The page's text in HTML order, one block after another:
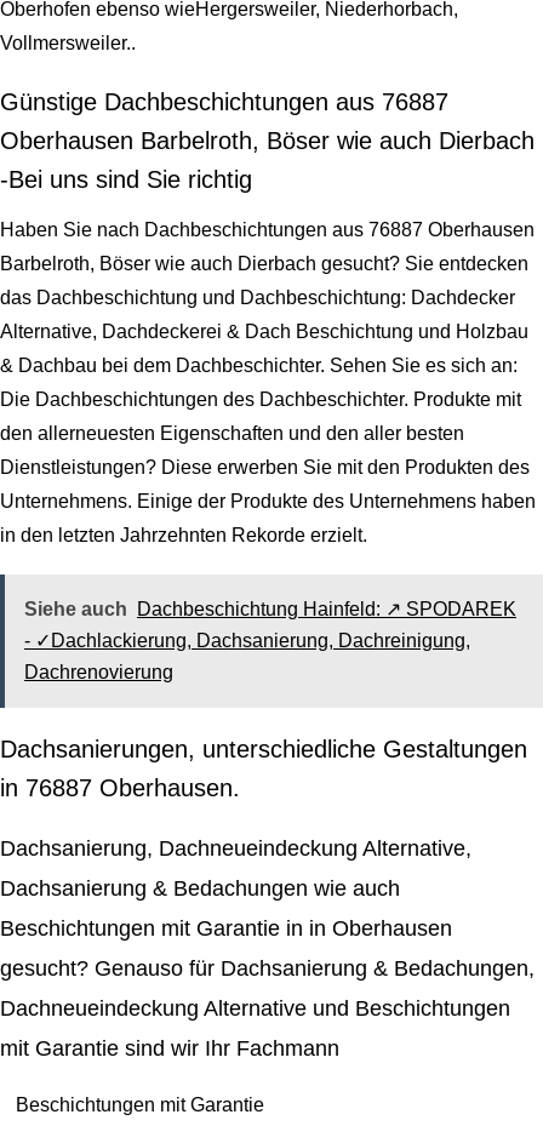
Oberhofen ebenso wieHergersweiler, Niederhorbach,
Vollmersweiler..
Günstige Dachbeschichtungen aus 76887
Oberhausen Barbelroth, Böser wie auch Dierbach
-Bei uns sind Sie richtig
Haben Sie nach Dachbeschichtungen aus 76887 Oberhausen
Barbelroth, Böser wie auch Dierbach gesucht? Sie entdecken
das Dachbeschichtung und Dachbeschichtung: Dachdecker
Alternative, Dachdeckerei & Dach Beschichtung und Holzbau
& Dachbau bei dem Dachbeschichter. Sehen Sie es sich an:
Die Dachbeschichtungen des Dachbeschichter. Produkte mit
den allerneuesten Eigenschaften und den aller besten
Dienstleistungen? Diese erwerben Sie mit den Produkten des
Unternehmens. Einige der Produkte des Unternehmens haben
in den letzten Jahrzehnten Rekorde erzielt.
Siehe auch
Dachbeschichtung Hainfeld: ↗️ SPODAREK
- ✓Dachlackierung, Dachsanierung, Dachreinigung,
Dachrenovierung
Dachsanierungen, unterschiedliche Gestaltungen
in 76887 Oberhausen.
Dachsanierung, Dachneueindeckung Alternative,
Dachsanierung & Bedachungen wie auch
Beschichtungen mit Garantie in in Oberhausen
gesucht? Genauso für Dachsanierung & Bedachungen,
Dachneueindeckung Alternative und Beschichtungen
mit Garantie sind wir Ihr Fachmann
Beschichtungen mit Garantie